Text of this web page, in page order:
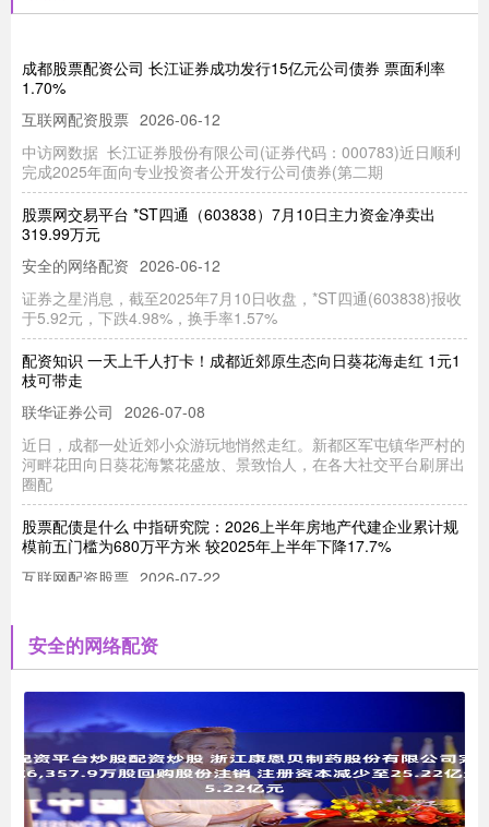
成都股票配资公司 长江证券成功发行15亿元公司债券 票面利率
1.70%
互联网配资股票 2026-06-12
中访网数据 长江证券股份有限公司(证券代码：000783)近日顺利
完成2025年面向专业投资者公开发行公司债券(第二期
股票网交易平台 *ST四通（603838）7月10日主力资金净卖出
319.99万元
安全的网络配资 2026-06-12
证券之星消息，截至2025年7月10日收盘，*ST四通(603838)报收
于5.92元，下跌4.98%，换手率1.57%
配资知识 一天上千人打卡！成都近郊原生态向日葵花海走红 1元1
枝可带走
联华证券公司 2026-07-08
近日，成都一处近郊小众游玩地悄然走红。新都区军屯镇华严村的
河畔花田向日葵花海繁花盛放、景致怡人，在各大社交平台刷屏出
圈配
股票配债是什么 中指研究院：2026上半年房地产代建企业累计规
模前五门槛为680万平方米 较2025年上半年下降17.7%
互联网配资股票 2026-07-22
大牛在线配资 步长制药（603858）调整投资基金出资比例 放弃子
公司股权优先受让权
联华证券公司 2026-06-12
中访网数据 山东步长制药股份有限公司(603858)于2025年7月8日
召开第五届董事会第二十七次会议，审议通过多项重
广州股票配资 每周股票复盘：文峰股份（601010）郑素贞持股比
安全的网络配资